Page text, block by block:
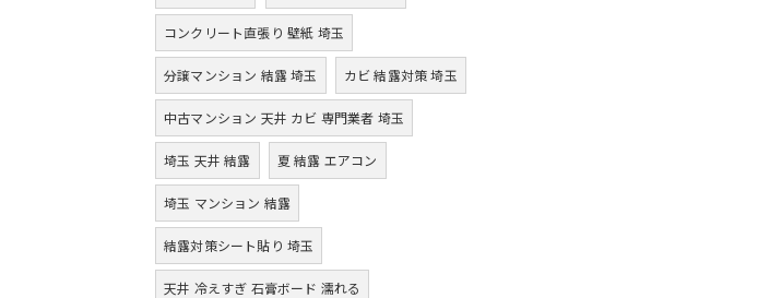
コンクリート直張り 壁紙 埼玉
分譲マンション 結露 埼玉 カビ 結露対策 埼玉
中古マンション 天井 カビ 専門業者 埼玉
埼玉 天井 結露 夏 結露 エアコン
埼玉 マンション 結露
結露対策シート貼り 埼玉
天井 冷えすぎ 石膏ボード 濡れる